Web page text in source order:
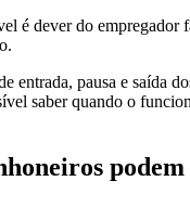
é dever do empregador
entrada, pausa e saída
saber quando o